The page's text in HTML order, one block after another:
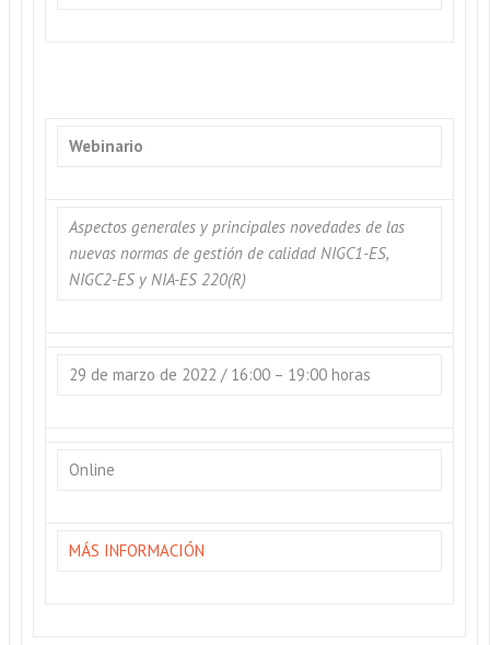
Webinario
Aspectos generales y principales novedades de las
nuevas normas de gestión de calidad NIGC1-ES,
NIGC2-ES y NIA-ES 220(R)
29 de marzo de 2022 / 16:00 – 19:00 horas
Online
MÁS INFORMACIÓN